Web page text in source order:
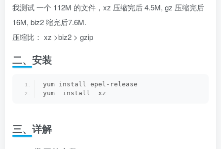
我测试 一个 112M 的文件，xz 压缩完后 4.5M, gz 压缩完后
16M, biz2 缩完后7.6M.
压缩比： xz >biz2 > gzip
二、安装
yum install epel-release
yum  install  xz
三、详解